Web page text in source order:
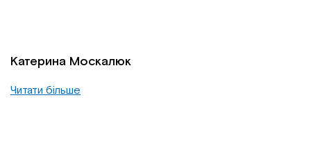
Катерина Москалюк
Читати більше